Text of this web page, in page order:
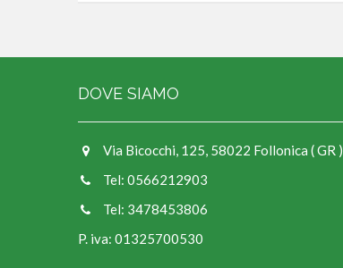
DOVE SIAMO
Via Bicocchi, 125, 58022 Follonica ( GR )
Tel: 0566212903
Tel: 3478453806
P. iva: 01325700530